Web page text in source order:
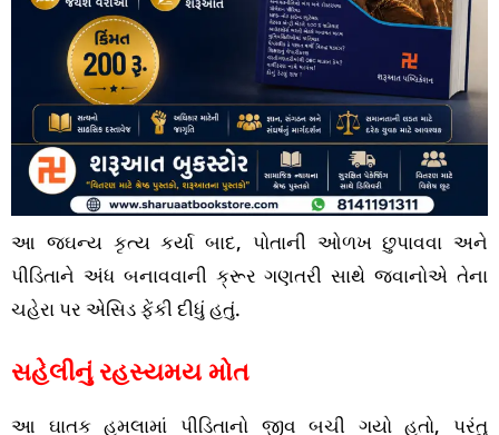
આ જઘન્ય કૃત્ય કર્યા બાદ, પોતાની ઓળખ છુપાવવા અને
પીડિતાને અંધ બનાવવાની ક્રૂર ગણતરી સાથે જવાનોએ તેના
ચહેરા પર એસિડ ફેંકી દીધું હતું.
સહેલીનું રહસ્યમય મોત
આ ઘાતક હુમલામાં પીડિતાનો જીવ બચી ગયો હતો, પરંતુ